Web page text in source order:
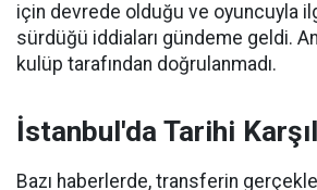
için devrede olduğu ve oyuncuyla
sürdüğü iddiaları gündeme geldi.
kulüp tarafından doğrulanmadı.
İstanbul'da Tarihi
Bazı haberlerde, transferin